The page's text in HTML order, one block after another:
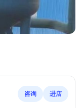
咨询 进店